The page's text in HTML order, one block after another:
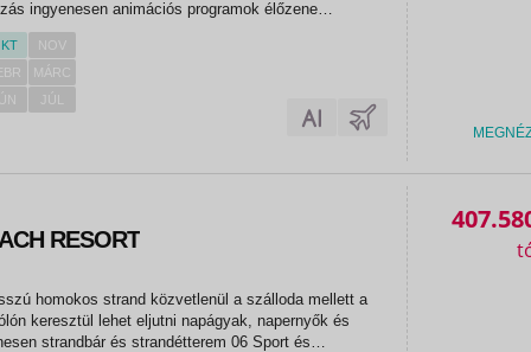
ingyenesen animációs programok élőzene
boccia darts 07 Sport és szórakozás térítés
NOV
MÁRC
JÚL
RESORT
homokos strand közvetlenül a szálloda mellett a
keresztül lehet eljutni napágyak, napernyők és
strandbár és strandétterem 06 Sport és